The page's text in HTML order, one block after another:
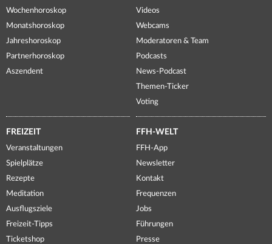
Wochenhoroskop
Monatshoroskop
Jahreshoroskop
Partnerhoroskop
Aszendent
Videos
Webcams
Moderatoren & Team
Podcasts
News-Podcast
Themen-Ticker
Voting
FREIZEIT
Veranstaltungen
Spielplätze
Rezepte
Meditation
Ausflugsziele
Freizeit-Tipps
Ticketshop
FFH-WELT
FFH-App
Newsletter
Kontakt
Frequenzen
Jobs
Führungen
Presse